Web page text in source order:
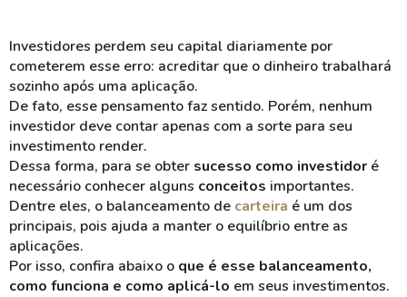
Investidores perdem seu capital diariamente por
cometerem esse erro: acreditar que o dinheiro trabalhará
sozinho após uma aplicação.
De fato, esse pensamento faz sentido. Porém, nenhum
investidor deve contar apenas com a sorte para seu
investimento render.
Dessa forma, para se obter sucesso como investidor é
necessário conhecer alguns conceitos importantes.
Dentre eles, o balanceamento de carteira é um dos
principais, pois ajuda a manter o equilíbrio entre as
aplicações.
Por isso, confira abaixo o que é esse balanceamento,
como funciona e como aplicá-lo em seus investimentos.